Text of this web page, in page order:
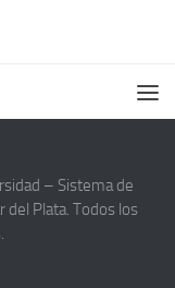
– Sistema de
del Plata. Todos los